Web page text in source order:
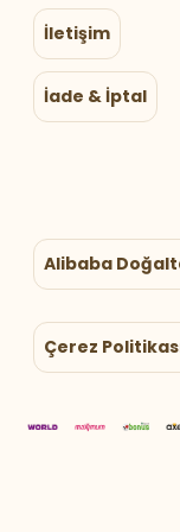
İletişim
İade & İptal
Alibaba
Çerez